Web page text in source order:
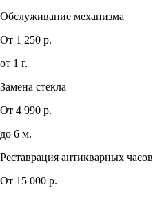
Обслуживание механизма
От 1 250 р.
от 1 г.
Замена стекла
От 4 990 р.
до 6 м.
Реставрация антикварных часов
От 15 000 р.